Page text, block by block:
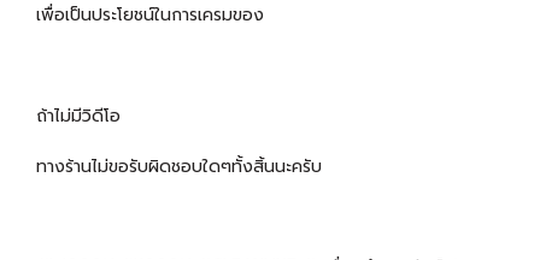
เพื่อเป็นประโยชน์ในการเครมของ
ถ้าไม่มีวิดีโอ
ทางร้านไม่ขอรับผิดชอบใดๆทั้งสิ้นนะครับ